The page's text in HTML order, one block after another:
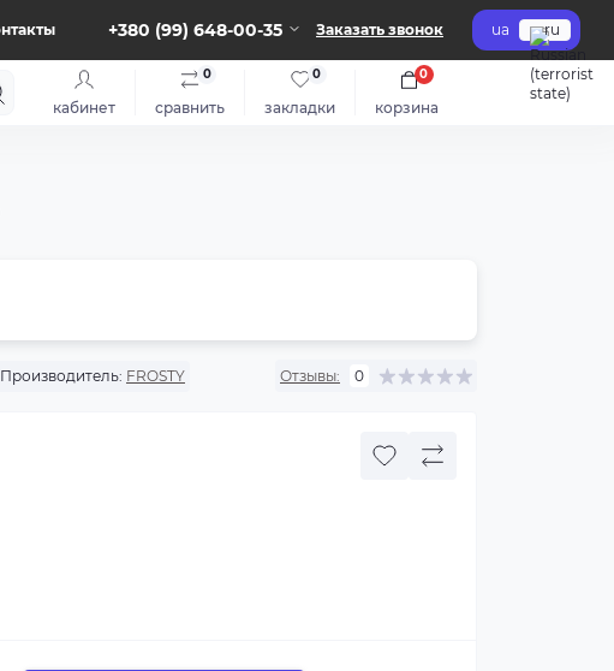
+380 (99) 648-00-35 Заказать звонок ua ru
кабинет сравнить
0
закладки
0
корзина
0
Производитель: FROSTY Отзывы: 0